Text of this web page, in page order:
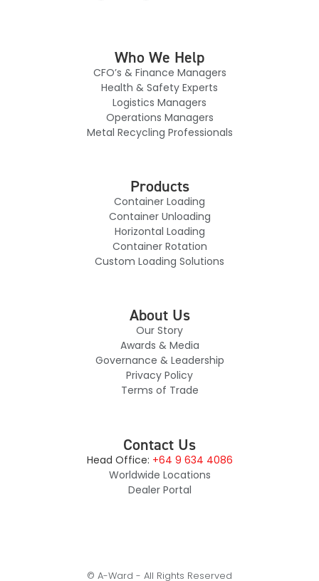
Who We Help
CFO’s & Finance Managers
Health & Safety Experts
Logistics Managers
Operations Managers
Metal Recycling Professionals
Products
Container Loading
Container Unloading
Horizontal Loading
Container Rotation
Custom Loading Solutions
About Us
Our Story
Awards & Media
Governance & Leadership
Privacy Policy
Terms of Trade
Contact Us
Head Office: +64 9 634 4086
Worldwide Locations
Dealer Portal
© A-Ward - All Rights Reserved